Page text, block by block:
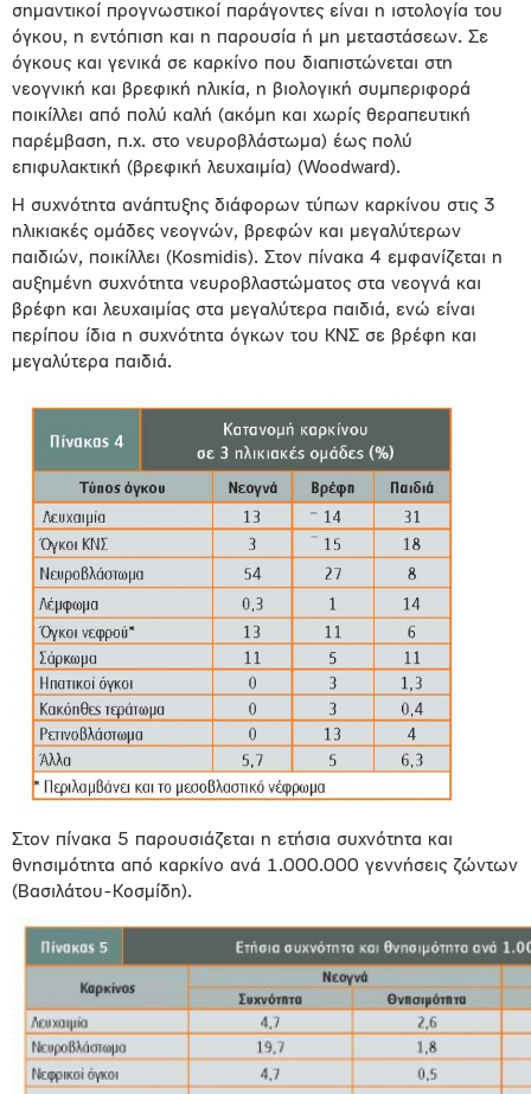
σημαντικοί προγνωστικοί παράγοντες είναι η ιστολογία του
όγκου, η εντόπιση και η παρουσία ή μη μεταστάσεων. Σε
όγκους και γενικά σε καρκίνο που διαπιστώνεται στη
νεογνική και βρεφική ηλικία, η βιολογική συμπεριφορά
ποικίλλει από πολύ καλή (ακόμη και χωρίς θεραπευτική
παρέμβαση, π.χ. στο νευροβλάστωμα) έως πολύ
επιφυλακτική (βρεφική λευχαιμία) (Woodward).
Η συχνότητα ανάπτυξης διάφορων τύπων καρκίνου στις 3
ηλικιακές ομάδες νεογνών, βρεφών και μεγαλύτερων
παιδιών, ποικίλλει (Kosmidis). Στον πίνακα 4 εμφανίζεται η
αυξημένη συχνότητα νευροβλαστώματος στα νεογνά και
βρέφη και λευχαιμίας στα μεγαλύτερα παιδιά, ενώ είναι
περίπου ίδια η συχνότητα όγκων του ΚΝΣ σε βρέφη και
μεγαλύτερα παιδιά.
Στον πίνακα 5 παρουσιάζεται η ετήσια συχνότητα και
θνησιμότητα από καρκίνο ανά 1.000.000 γεννήσεις ζώντων
(Βασιλάτου-Κοσμίδη).